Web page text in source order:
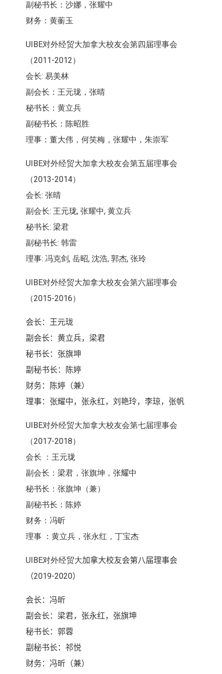
副秘书长：沙娜，张耀中
财务：黄蘅玉
UIBE对外经贸大加拿大校友会第四届理事会
（2011-2012）
会长: 易美林
副会长：王元珑，张晴
秘书长：黄立兵
副秘书长：陈昭胜
理事：董大伟，何笑梅，张耀中，朱崇军
UIBE对外经贸大加拿大校友会第五届理事会
（2013-2014）
会长: 张晴
副会长: 王元珑, 张耀中, 黄立兵
秘书长: 梁君
副秘书长: 韩雷
理事: 冯克剑, 岳昭, 沈浩, 郭杰, 张玲
UIBE对外经贸大加拿大校友会第六届理事会
（2015-2016）
会长 ：王元珑
副会长：黄立兵，梁君
秘书长：张旗坤
副秘书长：陈婷
财务：陈婷（兼）
理事：张耀中，张永红，刘艳玲，李琼，张帆
UIBE对外经贸大加拿大校友会第七届理事会
（2017-2018）
会长 ：王元珑
副会长：梁君，张旗坤，张耀中
秘书长：张旗坤（兼）
副秘书长：陈婷
财务：冯昕
理事 ：黄立兵，张永红，丁宝杰
UIBE对外经贸大加拿大校友会第八届理事会
（2019-2020）
会长 ：冯昕
副会长：梁君，张永红，张旗坤
秘书长：郭蓉
副秘书长：祁悦
财务：冯昕（兼）